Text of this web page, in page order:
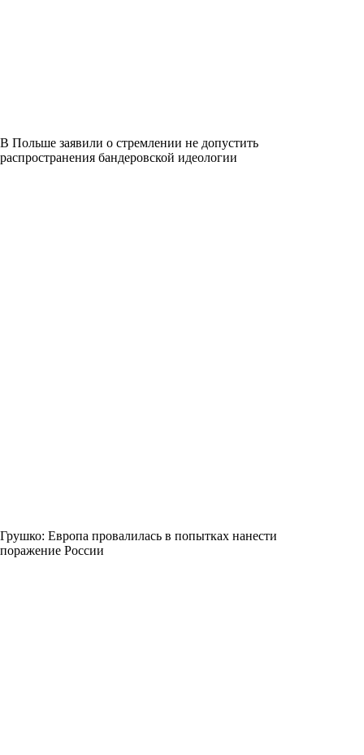
В Польше заявили о стремлении не допустить
распространения бандеровской идеологии
Грушко: Европа провалилась в попытках нанести
поражение России